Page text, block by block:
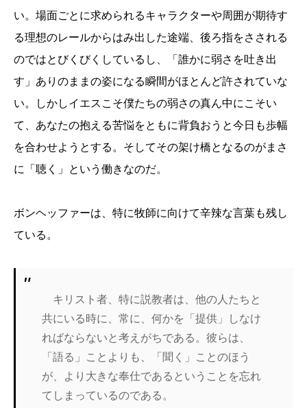
い。場面ごとに求められるキャラクターや周囲が期待す
る理想のレールからはみ出した途端、後ろ指をさされる
のではとびくびくしているし、「誰かに弱さを吐き出
す」ありのままの姿になる瞬間がほとんど許されていな
い。しかしイエスこそ僕たちの弱さの真ん中にこそい
て、あなたの抱える苦悩をともに背負おうと今日も歩幅
を合わせようとする。そしてその架け橋となるのがまさ
に「聴く」という働きなのだ。
ボンヘッファーは、特に牧師に向けて辛辣な言葉も残し
ている。
キリスト者、特に説教者は、他の人たちと
共にいる時に、常に、何かを「提供」しなけ
ればならないと考えがちである。彼らは、
「語る」ことよりも、「聞く」ことのほう
が、より大きな奉仕であるということを忘れ
てしまっているのである。